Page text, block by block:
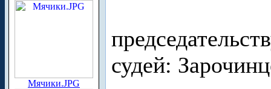
Мячики.JPG
судей: